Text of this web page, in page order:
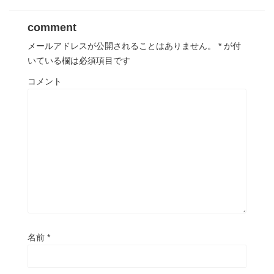
comment
メールアドレスが公開されることはありません。 * が付
いている欄は必須項目です
コメント
名前 *